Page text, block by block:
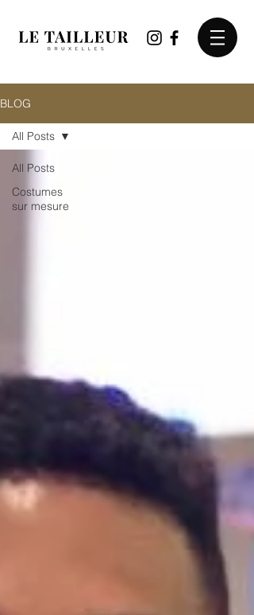
BLOG
All Posts
Costumes
sur mesure
All Posts